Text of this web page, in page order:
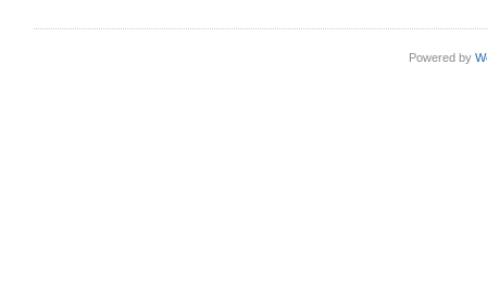
Powered by